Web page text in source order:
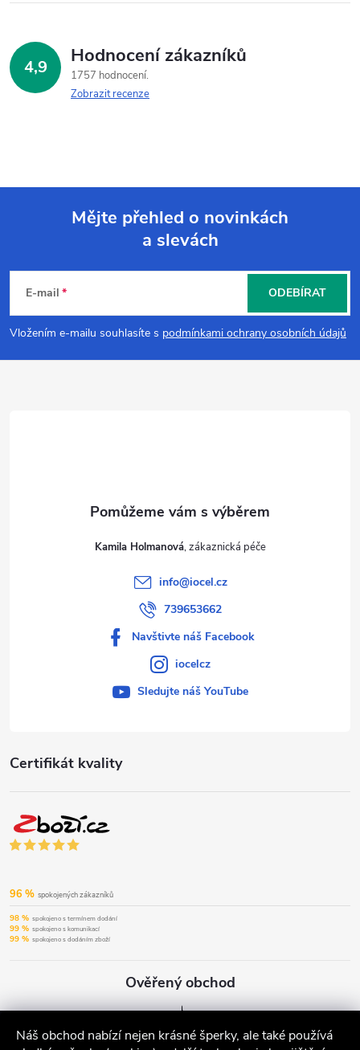
Náš obchod nabízí nejen krásné šperky, ale také používá
4,9 Hodnocení zákazníků
1757 hodnocení
Zobrazit recenze
p
a
Mějte přehled o novinkách
a slevách
E-mail
Vložením e-mailu souhlasíte s podmínkami ochrany osobních údajů
ODEBÍRAT
Certifikát kvality
96 % spokojených zákazníků
98 % spokojeno s termínem dodání
99 % spokojeno s komunikací
99 % spokojeno s dodáním zboží
Ověřený obchod
Kamila Holmanová
info@iocel.cz
739653662
Navštivte náš Facebook
iocelcz
Sledujte náš YouTube